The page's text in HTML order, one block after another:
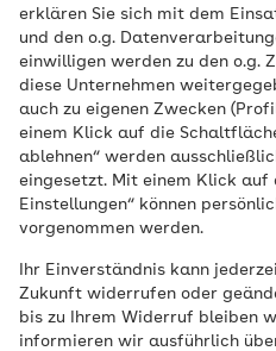
erklären Sie sich mit dem
und den o.g.
einwilligen werden zu den o.g.
diese Unternehmen
auch zu eigenen Zwecken
einem Klick auf die
ablehnen“ werden
eingesetzt. Mit einem Klick auf
Einstellungen“ können
vorgenommen werden.
Ihr Einverständnis kann
Zukunft widerrufen oder
bis zu Ihrem Widerruf bleiben
informieren wir ausführlich
direkt
beantragen
Antrag